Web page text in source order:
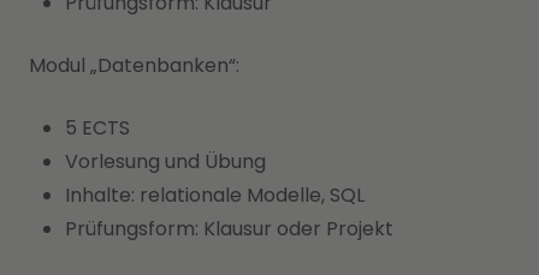
Modul „Datenbanken“:
5 ECTS
Vorlesung und Übung
Inhalte: relationale Modelle, SQL
Prüfungsform: Klausur oder Projekt